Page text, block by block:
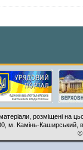
розміщені на
м. Камінь-Каширський,
©